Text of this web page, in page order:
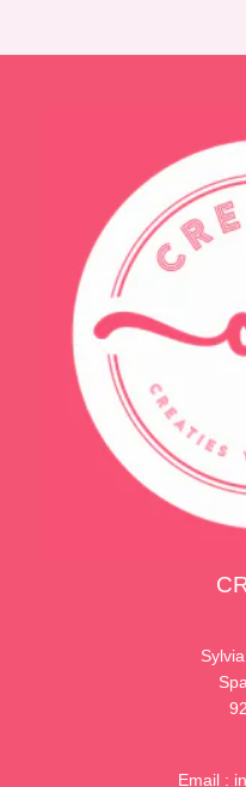
Email :